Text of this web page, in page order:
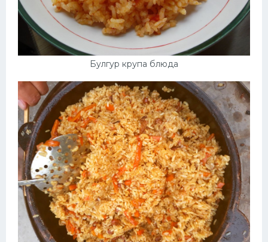
Булгур крупа блюда